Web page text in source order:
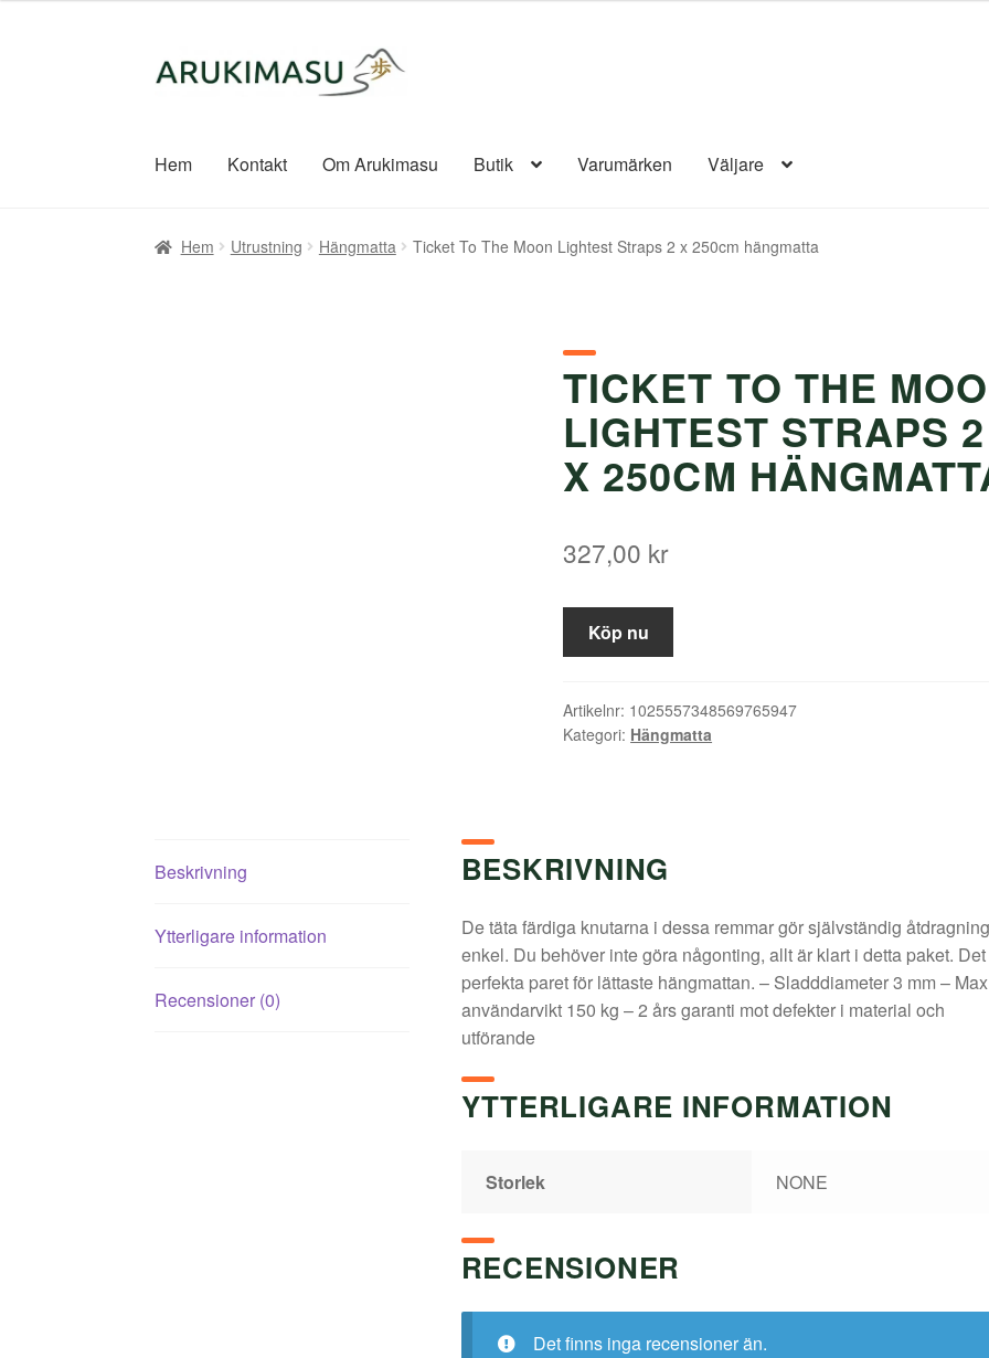
Hoppa
till
Hoppa
till
Hem Kontakt Om Arukimasu Butik Varumärken Väljare
Hem Utrustning Hängmatta Ticket To The Moon Lightest Straps 2 x 250cm hängmatta
TICKET TO THE
LIGHTEST STRAPS 2
X 250CM
327,00 kr
Köp nu
Artikelnr: 1025557348569765947
Kategori: Hängmatta
Beskrivning
Ytterligare information
Recensioner (0)
BESKRIVNING
De täta färdiga knutarna i dessa remmar gör självständig åtdragning
enkel. Du behöver inte göra någonting, allt är klart i detta paket. Det
perfekta paret för lättaste hängmattan. – Sladddiameter 3 mm – Max
användarvikt 150 kg – 2 års garanti mot defekter i material och
utförande
YTTERLIGARE INFORMATION
Storlek NONE
RECENSIONER
Det finns inga recensioner än.